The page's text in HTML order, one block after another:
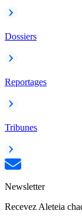
Dossiers
Reportages
Tribunes
Newsletter
Recevez Aleteia